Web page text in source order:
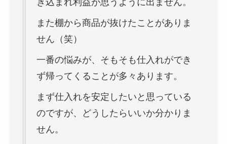
また棚から商品が抜けたことがありま
せん（笑）
一番の悩みが、そもそも仕入れができ
ず帰ってくることが多々あります。
まず仕入れを安定したいと思っている
のですが、どうしたらいいか分かりま
せん。